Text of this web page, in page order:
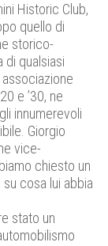
Historic Club,
quello di
storico-
di qualsiasi
e ’30, ne
innumerevoli
Giorgio
vice-
chiesto un
cosa lui abbia
stato un